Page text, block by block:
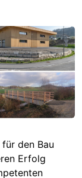
den Bau
Erfolg